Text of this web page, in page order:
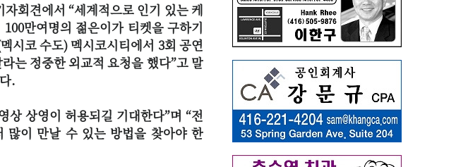
회견에서 “세계적으로 인기 있는 케
만여명의 젊은이가 티켓을 구하기
시코 수도) 멕시코시티에서 3회 공연
는 정중한 외교적 요청을 했다”고 말
.
상 상영이 허용되길 기대한다”며 “전
많이 만날 수 있는 방법을 찾아야 한